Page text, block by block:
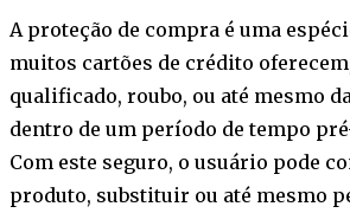
A proteção de compra é uma
muitos cartões de crédito
qualificado, roubo, ou até mesmo
dentro de um período de tempo
Com este seguro, o usuário pode
produto, substituir ou até mesmo